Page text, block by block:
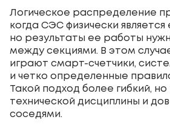
Логическое распределение
когда СЭС физически
но результаты ее работы
между секциями. В этом
играют смарт-счетчики,
и четко определенные
Такой подход более гибкий,
технической дисциплины и
соседями.